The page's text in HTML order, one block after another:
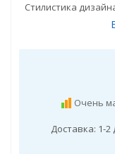
Стилистика
Очень
Доставка: 1-2